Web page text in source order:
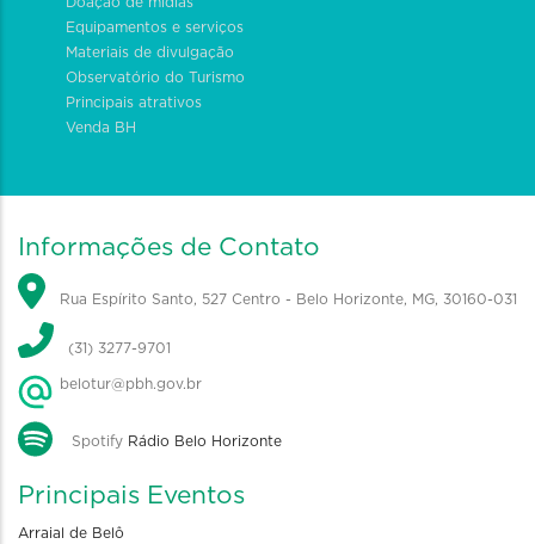
Equipamentos e serviços
Materiais de divulgação
Observatório do Turismo
Principais atrativos
Venda BH
Informações de Contato
Rua Espírito Santo, 527 Centro - Belo Horizonte, MG, 30160-031
(31) 3277-9701
belotur@pbh.gov.br
Spotify Rádio Belo Horizonte
Principais Eventos
Arraial de Belô